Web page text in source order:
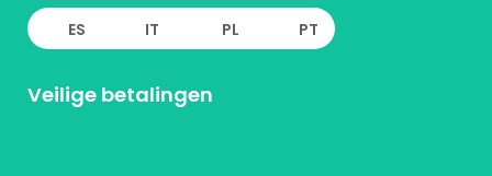
ES IT PL PT
Veilige betalingen